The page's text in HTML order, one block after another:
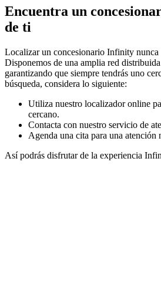
Encuentra un
de ti
Localizar un concesionario Infinity nunca
Disponemos de una amplia red
garantizando que siempre tendrás uno
búsqueda, considera lo siguiente:
Utiliza nuestro localizador online
cercano.
Contacta con nuestro servicio de
Agenda una cita para una atención
Así podrás disfrutar de la experiencia